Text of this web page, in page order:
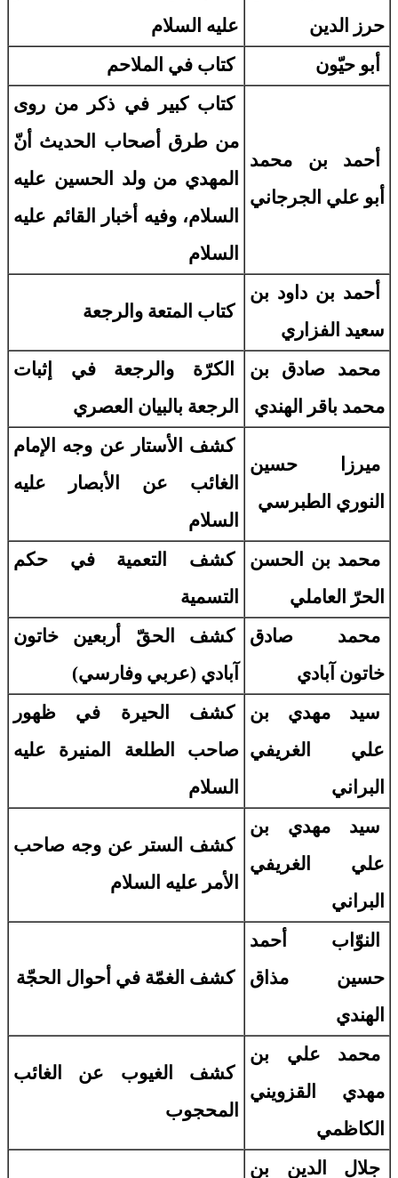
حرز الدين
عليه السلام
أبو حيّون
كتاب في الملاحم
أحمد بن محمد
أبو علي الجرجاني
كتاب كبير في ذكر من روى
من طرق أصحاب الحديث أنّ
المهدي من ولد الحسين عليه
السلام، وفيه أخبار القائم عليه
السلام
أحمد بن داود بن
سعيد الفزاري
كتاب المتعة والرجعة
محمد صادق بن
محمد باقر الهندي
الكرّة والرجعة في إثبات
الرجعة بالبيان العصري
ميرزا حسين
النوري الطبرسي
كشف الأستار عن وجه الإمام
الغائب عن الأبصار عليه
السلام
محمد بن الحسن
الحرّ العاملي
كشف التعمية في حكم
التسمية
محمد صادق
خاتون آبادي
كشف الحقّ أربعين خاتون
آبادي (عربي وفارسي)
سيد مهدي بن
علي الغريفي
البراني
كشف الحيرة في ظهور
صاحب الطلعة المنيرة عليه
السلام
سيد مهدي بن
علي الغريفي
البراني
كشف الستر عن وجه صاحب
الأمر عليه السلام
النوّاب أحمد
حسين مذاق
الهندي
كشف الغمّة في أحوال الحجّة
محمد علي بن
مهدي القزويني
الكاظمي
كشف الغيوب عن الغائب
المحجوب
جلال الدين بن